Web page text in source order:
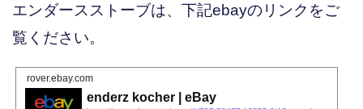
エンダースストーブは、下記ebayのリンクをご
覧ください。
rover.ebay.com
enderz kocher | eBay